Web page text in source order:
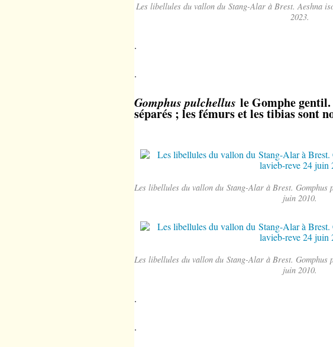
Les libellules du vallon du Stang-Alar à Brest. Aeshna
2023.
.
.
Gomphus pulchellus le Gomphe
séparés ; les fémurs et les tibias sont
Les libellules du vallon du Stang-Alar à Brest. Gomphus
juin 2010.
Les libellules du vallon du Stang-Alar à Brest. Gomphus
juin 2010.
.
.